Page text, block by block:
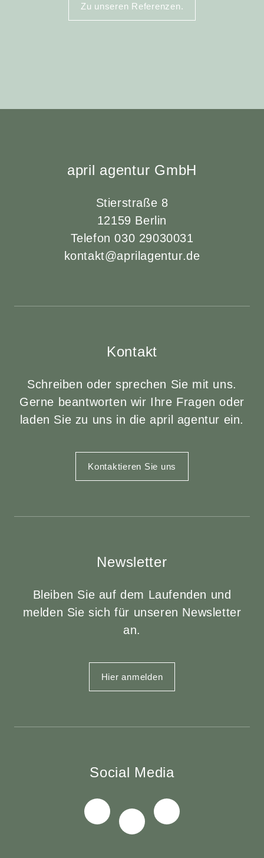
Zu unseren Referenzen.
april agentur GmbH
Stierstraße 8
12159 Berlin
Telefon 030 29030031
kontakt@aprilagentur.de
Kontakt
Schreiben oder sprechen Sie mit uns.
Gerne beantworten wir Ihre Fragen oder
laden Sie zu uns in die april agentur ein.
Kontaktieren Sie uns
Newsletter
Bleiben Sie auf dem Laufenden und
melden Sie sich für unseren Newsletter
an.
Hier anmelden
Social Media